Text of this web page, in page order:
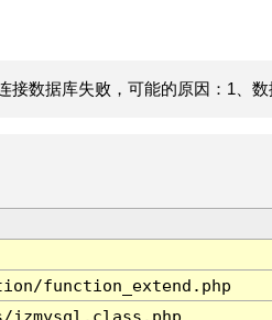
接数据库失败，可能的原因：1、
function_extend.php
jzmysql.class.php